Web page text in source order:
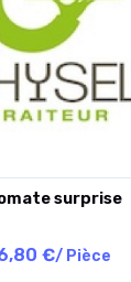
surprise
€/ Pièce